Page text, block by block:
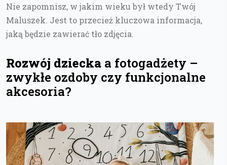
Nie zapomnisz, w jakim wieku był wtedy Twój
Maluszek. Jest to przecież kluczowa informacja,
jaką będzie zawierać tło zdjęcia.
Rozwój dziecka a fotogadżety –
zwykłe ozdoby czy funkcjonalne
akcesoria?